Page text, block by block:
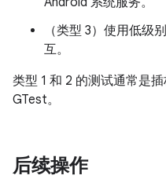
（类型 3）使用低级
互。
类型 1 和 2 的测试通常是
GTest。
后续操作